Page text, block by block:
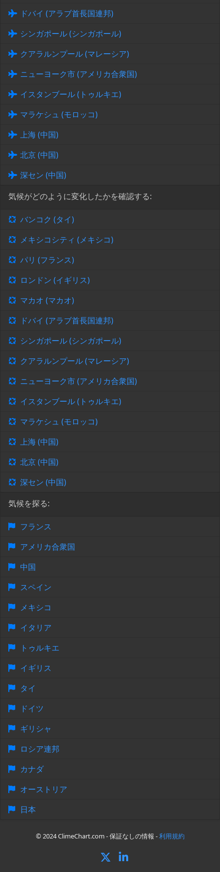
ドバイ (アラブ首長国連邦)
シンガポール (シンガポール)
クアラルンプール (マレーシア)
ニューヨーク市 (アメリカ合衆国)
イスタンブール (トゥルキエ)
マラケシュ (モロッコ)
上海 (中国)
北京 (中国)
深セン (中国)
気候がどのように変化したかを確認する:
バンコク (タイ)
メキシコシティ (メキシコ)
パリ (フランス)
ロンドン (イギリス)
マカオ (マカオ)
ドバイ (アラブ首長国連邦)
シンガポール (シンガポール)
クアラルンプール (マレーシア)
ニューヨーク市 (アメリカ合衆国)
イスタンブール (トゥルキエ)
マラケシュ (モロッコ)
上海 (中国)
北京 (中国)
深セン (中国)
気候を探る:
フランス
アメリカ合衆国
中国
スペイン
メキシコ
イタリア
トゥルキエ
イギリス
タイ
ドイツ
ギリシャ
ロシア連邦
カナダ
オーストリア
日本
© 2024 ClimeChart.com - 保証なしの情報 -利用規約